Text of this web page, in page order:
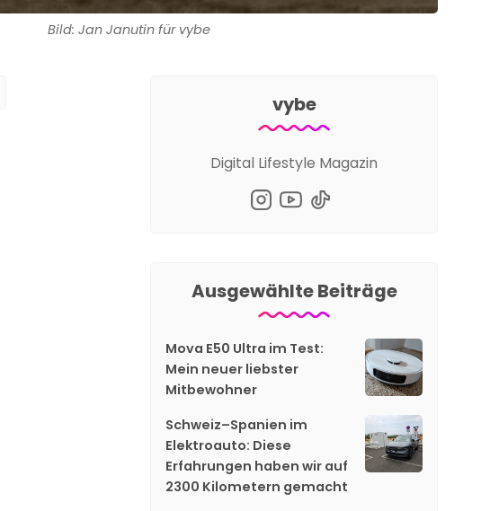
Bild: Jan Janutin für vybe
vybe
Digital Lifestyle Magazin
Ausgewählte Beiträge
Mova E50 Ultra im Test:
Mein neuer liebster
Mitbewohner
Schweiz–Spanien im
Elektroauto: Diese
Erfahrungen haben wir auf
2300 Kilometern gemacht